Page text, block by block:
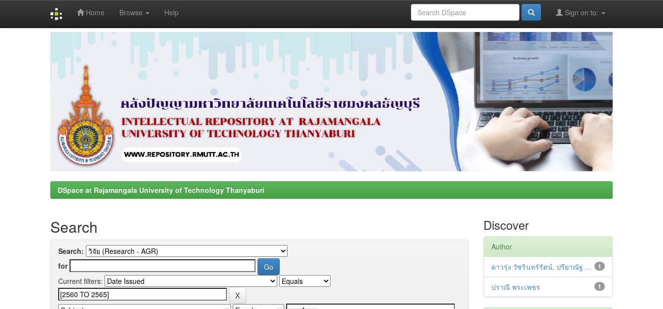
Home Browse Help Sign on to:
DSpace at Rajamangala University of Technology Thanyaburi
Search
Search:
for
Current filters:
Discover
Author
1
ดาวรุ่ง วัชรินทร์รัตน์, ปรียาณัฐ ...
1
ปราณี พระเพชร